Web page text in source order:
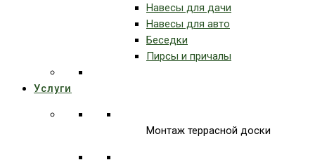
Навесы для дачи
Навесы для авто
Беседки
Пирсы и причалы
Услуги
Монтаж террасной доски